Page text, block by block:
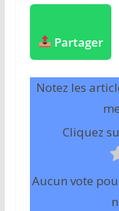
Partager
Notez les
Cliquez
Aucun vote